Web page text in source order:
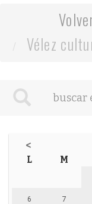
Vélez
<
L M
6 7